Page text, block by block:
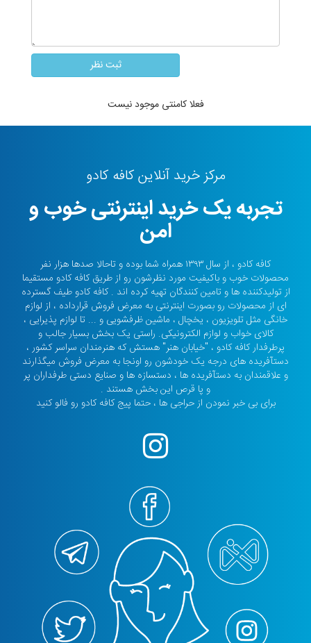
فعلا کامنتی موجود نیست
مرکز خرید آنلاین کافه کادو
تجربه یک خرید اینترنتی خوب و
امن
کافه کادو ، از سال ۱۳۹۳ همراه شما بوده و تاحالا صدها هزار نفر
محصولات خوب و باکیفیت مورد نظرشون رو از طریق کافه کادو مستقیما
از تولیدکننده ها و تامین کنندگان تهیه کرده اند . کافه کادو طیف گسترده
ای از محصولات رو بصورت اینترنتی به معرض فروش قرارداده ، از لوازم
خانگی مثل تلویزیون ، یخچال ، ماشین ظرفشویی و ... تا لوازم پذیرایی ،
کالای خواب و لوازم الکترونیکی. راستی یک بخش بسیار جالب و
پرطرفدار کافه کادو ، "خیابان هنر" هستش که هنرمندان سراسر کشور ،
دستآفریده های درجه یک خودشون رو اونجا به معرض فروش میگذارند
و علاقمندان به دستآفریده ها ، دستسازه ها و صنایع دستی طرفداران پر
و پا قرص این بخش هستند .
برای بی خبر نمودن از حراجی ها ، حتما پیج کافه کادو رو فالو کنید